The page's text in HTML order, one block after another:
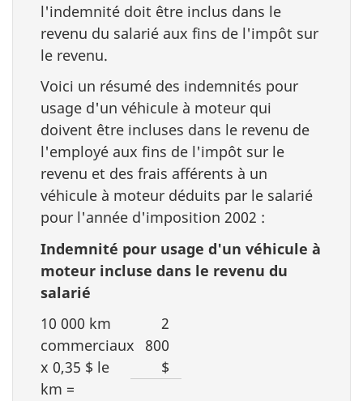
l'indemnité doit être inclus dans le
revenu du salarié aux fins de l'impôt sur
le revenu.
Voici un résumé des indemnités pour
usage d'un véhicule à moteur qui
doivent être incluses dans le revenu de
l'employé aux fins de l'impôt sur le
revenu et des frais afférents à un
véhicule à moteur déduits par le salarié
pour l'année d'imposition 2002 :
Indemnité pour usage d'un véhicule à
moteur incluse dans le revenu du
salarié
10 000 km
commerciaux
x 0,35 $ le
km =
2
800
$